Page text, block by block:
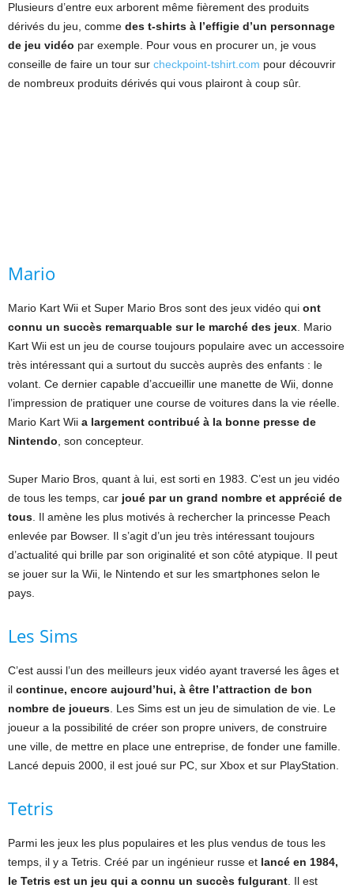
Plusieurs d’entre eux arborent même fièrement des produits
dérivés du jeu, comme des t-shirts à l’effigie d’un personnage
de jeu vidéo par exemple. Pour vous en procurer un, je vous
conseille de faire un tour sur checkpoint-tshirt.com pour découvrir
de nombreux produits dérivés qui vous plairont à coup sûr.
Mario
Mario Kart Wii et Super Mario Bros sont des jeux vidéo qui ont
connu un succès remarquable sur le marché des jeux . Mario
Kart Wii est un jeu de course toujours populaire avec un accessoire
très intéressant qui a surtout du succès auprès des enfants : le
volant. Ce dernier capable d’accueillir une manette de Wii, donne
l’impression de pratiquer une course de voitures dans la vie réelle.
Mario Kart Wii a largement contribué à la bonne presse de
Nintendo , son concepteur.
Super Mario Bros, quant à lui, est sorti en 1983. C’est un jeu vidéo
de tous les temps, car joué par un grand nombre et apprécié de
tous . Il amène les plus motivés à rechercher la princesse Peach
enlevée par Bowser. Il s’agit d’un jeu très intéressant toujours
d’actualité qui brille par son originalité et son côté atypique. Il peut
se jouer sur la Wii, le Nintendo et sur les smartphones selon le
pays.
Les Sims
C’est aussi l’un des meilleurs jeux vidéo ayant traversé les âges et
il continue, encore aujourd’hui, à être l’attraction de bon
nombre de joueurs . Les Sims est un jeu de simulation de vie. Le
joueur a la possibilité de créer son propre univers, de construire
une ville, de mettre en place une entreprise, de fonder une famille.
Lancé depuis 2000, il est joué sur PC, sur Xbox et sur PlayStation.
Tetris
Parmi les jeux les plus populaires et les plus vendus de tous les
temps, il y a Tetris. Créé par un ingénieur russe et lancé en 1984,
le Tetris est un jeu qui a connu un succès fulgurant . Il est